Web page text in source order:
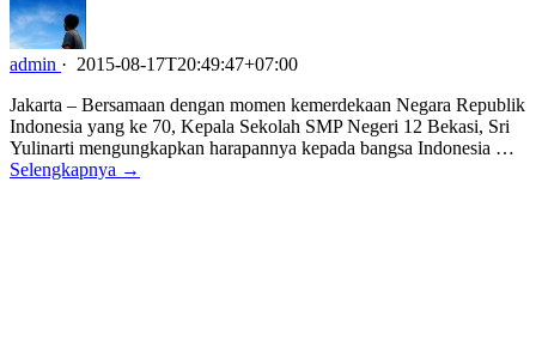
admin · 2015-08-17T20:49:47+07:00
Jakarta – Bersamaan dengan momen kemerdekaan Negara Republik
Indonesia yang ke 70, Kepala Sekolah SMP Negeri 12 Bekasi, Sri
Yulinarti mengungkapkan harapannya kepada bangsa Indonesia …
Selengkapnya →